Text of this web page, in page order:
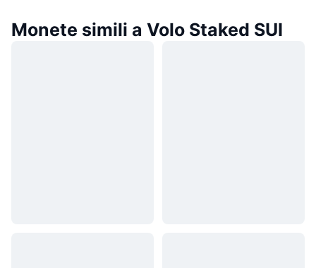
Monete simili a Volo Staked SUI